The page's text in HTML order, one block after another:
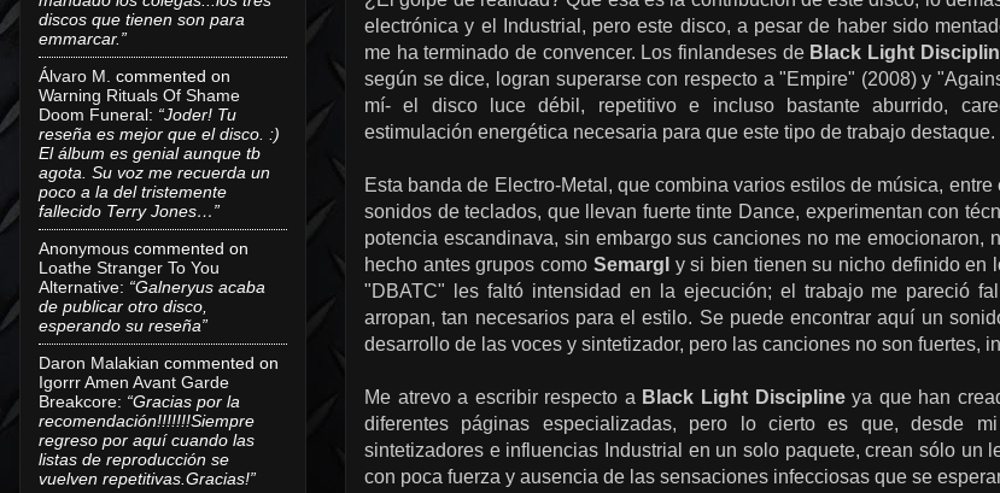
electrónica y el Industrial, pero este disco, a pesar de haber sido
me ha terminado de convencer. Los finlandeses de Black Light
según se dice, logran superarse con respecto a "Empire" (2008) y
mí- el disco luce débil, repetitivo e incluso bastante aburrido,
estimulación energética necesaria para que este tipo de trabajo destaque.
Esta banda de Electro-Metal, que combina varios estilos de música,
sonidos de teclados, que llevan fuerte tinte Dance, experimentan con
potencia escandinava, sin embargo sus canciones no me emocionaron,
hecho antes grupos como Semargl y si bien tienen su nicho definido en
"DBATC" les faltó intensidad en la ejecución; el trabajo me pareció
arropan, tan necesarios para el estilo. Se puede encontrar aquí un
desarrollo de las voces y sintetizador, pero las canciones no son fuertes,
Me atrevo a escribir respecto a Black Light Disciplineya que han
diferentes páginas especializadas, pero lo cierto es que, desde
sintetizadores e influencias Industrial en un solo paquete, crean sólo un
con poca fuerza y ausencia de las sensaciones infecciosas que se
discos que tienen son para
emmarcar.”
Álvaro M. commented on
Warning Rituals Of Shame
Doom Funeral: “Joder! Tu
reseña es mejor que el disco. :)
El álbum es genial aunque tb
agota. Su voz me recuerda un
poco a la del tristemente
fallecido Terry Jones…”
Anonymous commented on
Loathe Stranger To You
Alternative: “Galneryus acaba
de publicar otro disco,
esperando su reseña”
Daron Malakian commented on
Igorrr Amen Avant Garde
Breakcore: “Gracias por la
recomendación!!!!!!!Siempre
regreso por aquí cuando las
listas de reproducción se
vuelven repetitivas.Gracias!”